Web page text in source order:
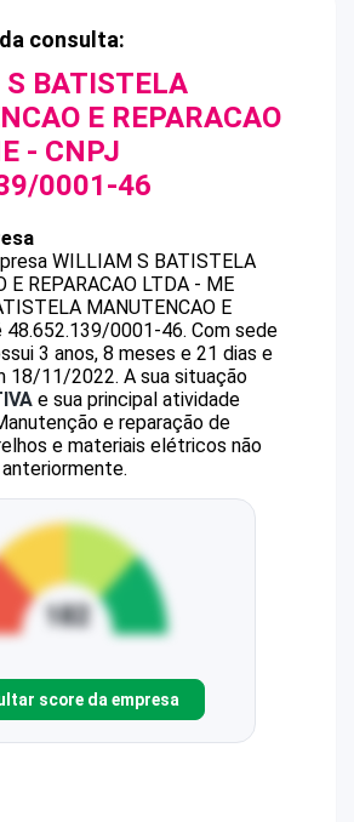
consulta:
BATISTELA
E REPARACAO
- CNPJ
0001-46
WILLIAM S BATISTELA
E REPARACAO LTDA - ME
MANUTENCAO E
48.652.139/0001-46. Com sede
3 anos, 8 meses e 21 dias e
18/11/2022. A sua situação
e sua principal atividade
e reparação de
e materiais elétricos não
score da empresa